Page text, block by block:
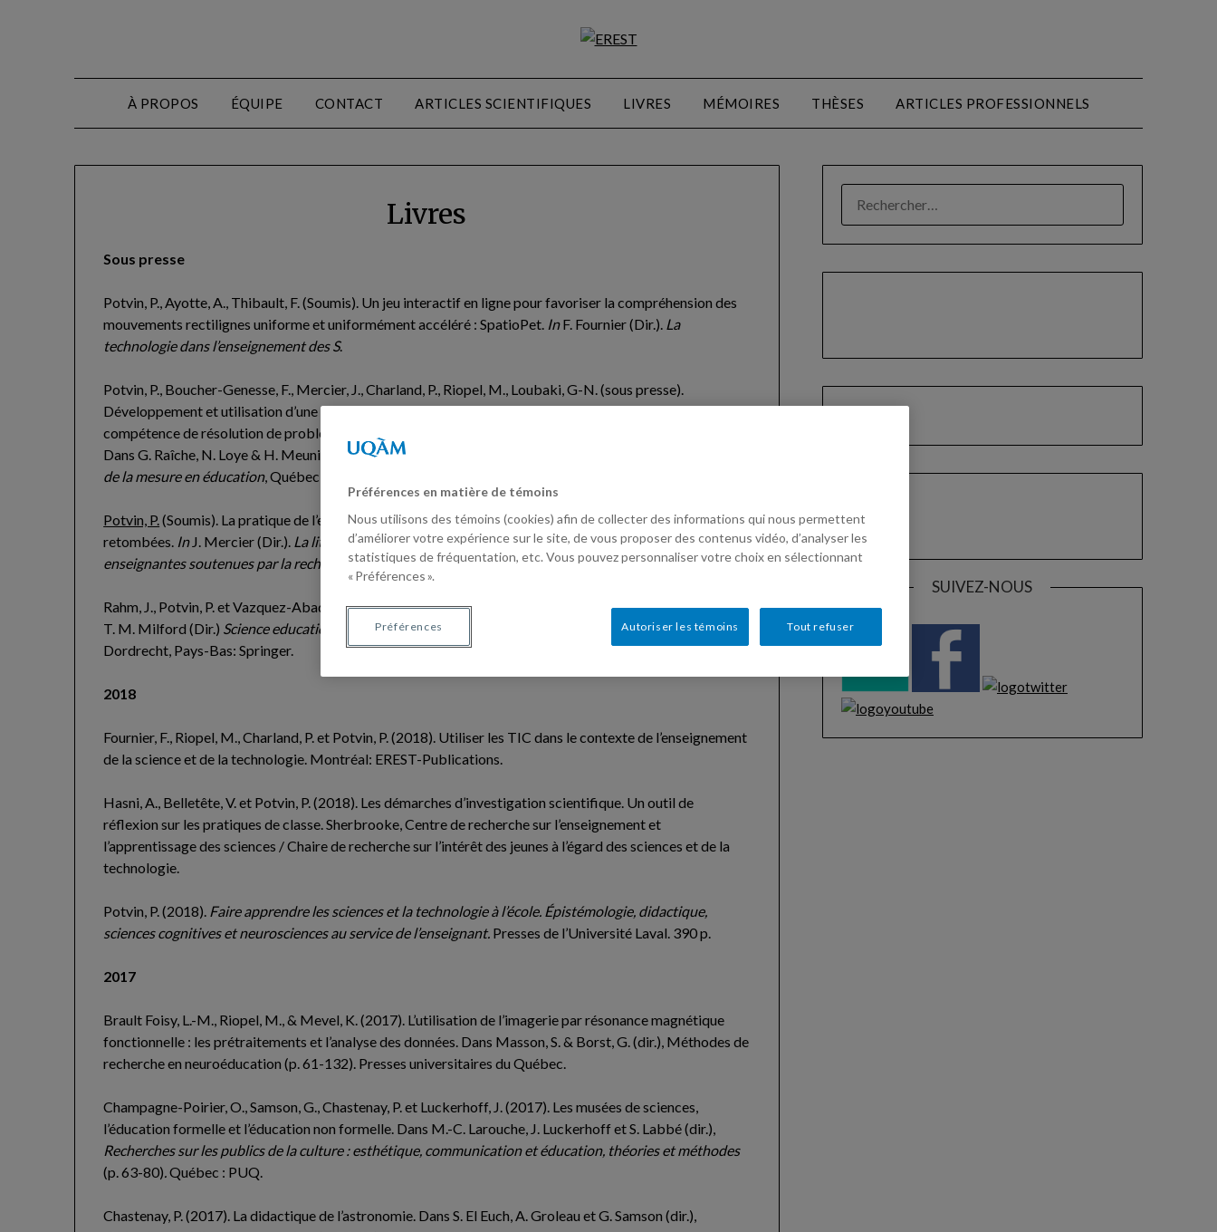
À PROPOS ÉQUIPE CONTACT ARTICLES SCIENTIFIQUES LIVRES MÉMOIRES THÈSES ARTICLES PROFESSIONNELS
Livres
Sous presse
Potvin, P., Ayotte, A., Thibault, F. (Soumis). Un jeu interactif en ligne pour favoriser la compréhension des
mouvements rectilignes uniforme et uniformément accéléré : SpatioPet. InF. Fournier (Dir.). La
technologie dans l’enseignement des S.
Potvin, P., Boucher-Genesse, F., Mercier, J., Charland, P., Riopel, M., Loubaki, G-N. (sous presse).
Développement et utilisation d’une simulation informatisée adisciplinaire pour l’évaluation de la
compétence de résolution de problèmes d’élèves en fin de parcours secondaire en science et technologie.
Dans G. Raîche, N. Loye & H. Meunier (Dir.).Des mécanismes pour assurer la validité de l’interprétation
de la mesure en éducation, Québec : Presses de l’Université du Québec.
Potvin, P.(Soumis). La pratique de l’enseignement soutenue par la recherche : enjeux, défis et
retombées. InJ. Mercier (Dir.). La littératie de recherche chez les enseignants: pour des pratiques
enseignantes soutenues par la recherche.
Rahm, J., Potvin, P. et Vazquez-Abad, J. (Sous presse). Science Education in Québec. Dans C. D. Tippett &
T. M. Milford (Dir.) Science education in Canada: Consistencies, commonalities, and distinctions.
Dordrecht, Pays-Bas: Springer.
2018
Fournier, F., Riopel, M., Charland, P. et Potvin, P. (2018). Utiliser les TIC dans le contexte de l’enseignement
de la science et de la technologie. Montréal: EREST-Publications.
Hasni, A., Belletête, V. et Potvin, P. (2018). Les démarches d’investigation scientifique. Un outil de
réflexion sur les pratiques de classe. Sherbrooke, Centre de recherche sur l’enseignement et
l’apprentissage des sciences / Chaire de recherche sur l’intérêt des jeunes à l’égard des sciences et de la
technologie.
Potvin, P. (2018). Faire apprendre les sciences et la technologie à l’école. Épistémologie, didactique,
sciences cognitives et neurosciences au service de l’enseignant. Presses de l’Université Laval. 390 p.
2017
Brault Foisy, L.-M., Riopel, M., & Mevel, K. (2017). L’utilisation de l’imagerie par résonance magnétique
fonctionnelle : les prétraitements et l’analyse des données. Dans Masson, S. & Borst, G. (dir.), Méthodes de
recherche en neuroéducation (p. 61-132). Presses universitaires du Québec.
Champagne-Poirier, O., Samson, G., Chastenay, P. et Luckerhoff, J. (2017). Les musées de sciences,
l’éducation formelle et l’éducation non formelle. Dans M.-C. Larouche, J. Luckerhoff et S. Labbé (dir.),
Recherches sur les publics de la culture : esthétique, communication et éducation, théories et méthodes
(p. 63-80).Québec : PUQ.
Chastenay, P. (2017). La didactique de l’astronomie. Dans S. El Euch, A. Groleau et G. Samson (dir.),
SUIVEZ-NOUS
Préférences en matière de témoins
Nous utilisons des témoins (cookies) afin de collecter des informations qui nous permettent
d’améliorer votre expérience sur le site, de vous proposer des contenus vidéo, d’analyser les
statistiques de fréquentation, etc. Vous pouvez personnaliser votre choix en sélectionnant
« Préférences ».
Tout refuser
Autoriser les témoins
Préférences